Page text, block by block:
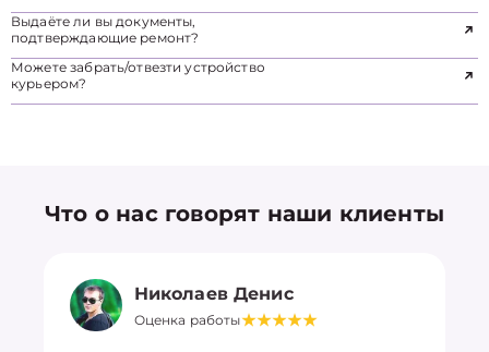
Выдаёте ли вы документы,
подтверждающие ремонт?
Можете забрать/отвезти устройство
курьером?
Что о нас говорят наши клиенты
Николаев Денис
Оценка работы